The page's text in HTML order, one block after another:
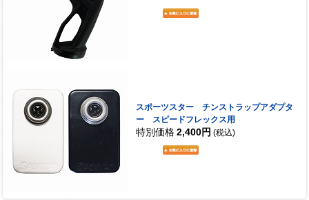
スポーツスター チンストラップアダプタ
ー スピードフレックス用
特別価格 2,400円 (税込)